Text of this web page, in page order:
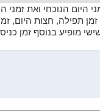
היום הנוכחי ואת
תפילה, חצות היום,
מופיע בנוסף זמן